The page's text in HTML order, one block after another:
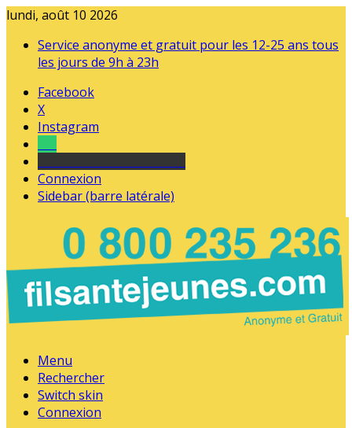
lundi, août 10 2026
Service anonyme et gratuit pour les 12-25 ans tous
les jours de 9h à 23h
Facebook
X
Instagram
Connexion
Sidebar (barre latérale)
Menu
Rechercher
Switch skin
Connexion